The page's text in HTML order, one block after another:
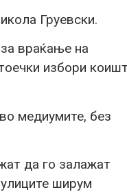
Груевски.
враќање на
избори
медиумите, без
да го залажат
ширум